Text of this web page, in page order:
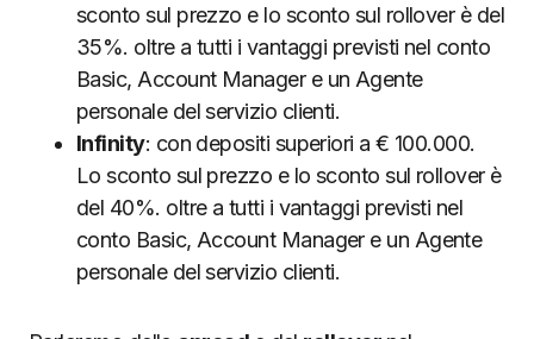
sconto sul prezzo e lo sconto sul rollover è del
35%. oltre a tutti i vantaggi previsti nel conto
Basic, Account Manager e un Agente
personale del servizio clienti.
Infinity: con depositi superiori a € 100.000.
Lo sconto sul prezzo e lo sconto sul rollover è
del 40%. oltre a tutti i vantaggi previsti nel
conto Basic, Account Manager e un Agente
personale del servizio clienti.